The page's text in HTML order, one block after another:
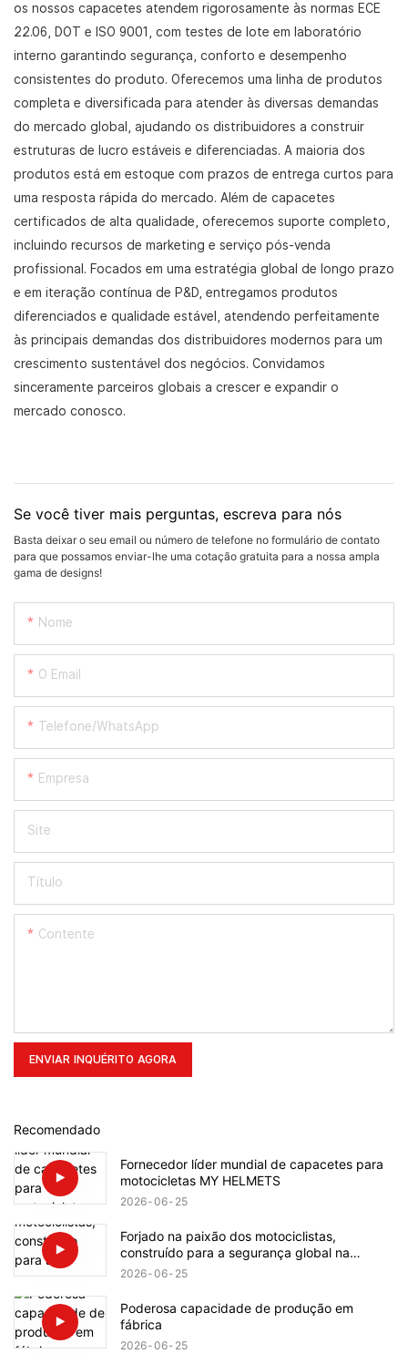
os nossos capacetes atendem rigorosamente às normas ECE
22.06, DOT e ISO 9001, com testes de lote em laboratório
interno garantindo segurança, conforto e desempenho
consistentes do produto. Oferecemos uma linha de produtos
completa e diversificada para atender às diversas demandas
do mercado global, ajudando os distribuidores a construir
estruturas de lucro estáveis ​​e diferenciadas. A maioria dos
produtos está em estoque com prazos de entrega curtos para
uma resposta rápida do mercado. Além de capacetes
certificados de alta qualidade, oferecemos suporte completo,
incluindo recursos de marketing e serviço pós-venda
profissional. Focados em uma estratégia global de longo prazo
e em iteração contínua de P&D, entregamos produtos
diferenciados e qualidade estável, atendendo perfeitamente
às principais demandas dos distribuidores modernos para um
crescimento sustentável dos negócios. Convidamos
sinceramente parceiros globais a crescer e expandir o
mercado conosco.
Se você tiver mais perguntas, escreva para nós
Basta deixar o seu email ou número de telefone no formulário de contato
para que possamos enviar-lhe uma cotação gratuita para a nossa ampla
gama de designs!
Nome
O Email
Telefone/WhatsApp
Empresa
Site
Título
Contente
ENVIAR INQUÉRITO AGORA
Recomendado
Fornecedor líder mundial de capacetes para
motocicletas MY HELMETS
2026 06 25
Forjado na paixão dos motociclistas,
construído para a segurança global na
pilotagem.
2026 06 25
Poderosa capacidade de produção em
fábrica
2026 06 25